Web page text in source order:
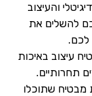
והעיצוב
להשלים את
לכם.
עיצוב באיכות
תחרותיים.
מבטיח שתוכלו